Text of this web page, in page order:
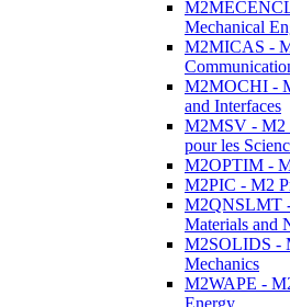
Mechanical
M2MICAS -
M2MOCHI -
and Interfaces
M2MSV - M2
pour les
M2OPTIM -
M2PIC - M2
M2QNSLMT
Materials and
M2SOLIDS -
Mechanics
M2WAPE -
Energy